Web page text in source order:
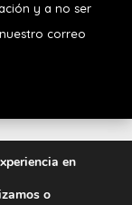
y a no ser
correo
deGrupo
en
o